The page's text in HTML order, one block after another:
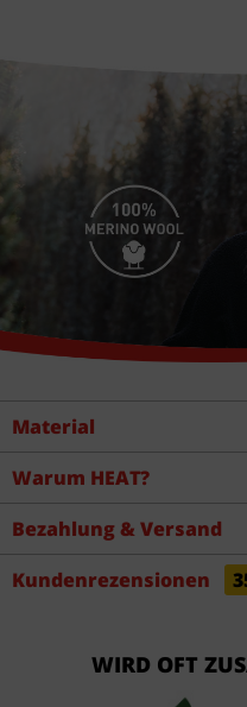
Material
Warum HEAT?
Bezahlung & Versand
Kundenrezensionen
WIRD OFT